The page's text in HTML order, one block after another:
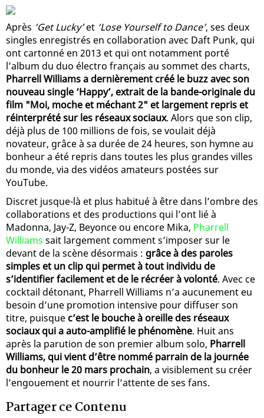
Après ‘Get Lucky’et ‘Lose Yourself to Dance’, ses deux
singles enregistrés en collaboration avec Daft Punk, qui
ont cartonné en 2013 et qui ont notamment porté
l’album du duo électro français au sommet des charts,
Pharrell Williams a dernièrement créé le buzz avec son
nouveau single ‘Happy’, extrait de la bande-originale du
film "Moi, moche et méchant 2" et largement repris et
réinterprété sur les réseaux sociaux. Alors que son clip,
déjà plus de 100 millions de fois, se voulait déjà
novateur, grâce à sa durée de 24 heures, son hymne au
bonheur a été repris dans toutes les plus grandes villes
du monde, via des vidéos amateurs postées sur
YouTube.
Discret jusque-là et plus habitué à être dans l’ombre des
collaborations et des productions qui l’ont lié à
Madonna, Jay-Z, Beyonce ou encore Mika, Pharrell
Williams sait largement comment s’imposer sur le
devant de la scène désormais : grâce à des paroles
simples et un clip qui permet à tout individu de
s’identifier facilement et de le récréer à volonté. Avec ce
cocktail détonant, Pharrell Williams n’a aucunement eu
besoin d’une promotion intensive pour diffuser son
titre, puisque c’est le bouche à oreille des réseaux
sociaux qui a auto-amplifié le phénomène. Huit ans
après la parution de son premier album solo, Pharrell
Williams, qui vient d’être nommé parrain de la journée
du bonheur le 20 mars prochain, a visiblement su créer
l’engouement et nourrir l’attente de ses fans.
Partager ce Contenu